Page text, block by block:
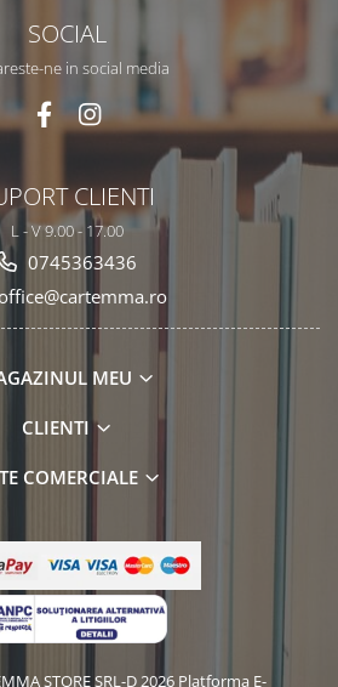
SOCIAL
ne in social media
CLIENTI
L - V 9.00 - 17.00
0745363436
office@cartemma.ro
MEU
CLIENTI
COMERCIALE
STORE SRL-D 2026 Platforma E-